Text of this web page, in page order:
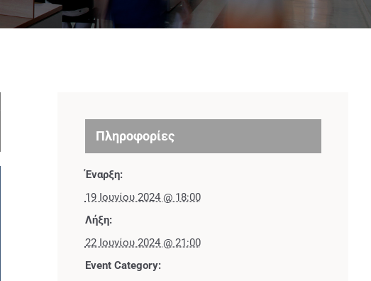
Πληροφορίες
Έναρξη:
19 Ιουνίου 2024 @ 18:00
Λήξη:
22 Ιουνίου 2024 @ 21:00
Event Category: